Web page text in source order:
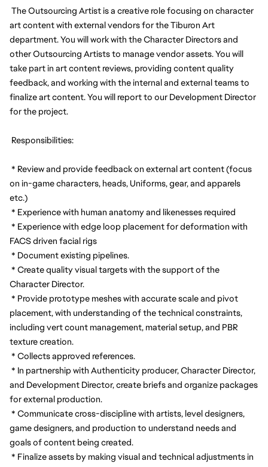
The Outsourcing Artist is a creative role focusing on character
art content with external vendors for the Tiburon Art
department. You will work with the Character Directors and
other Outsourcing Artists to manage vendor assets. You will
take part in art content reviews, providing content quality
feedback, and working with the internal and external teams to
finalize art content. You will report to our Development Director
for the project.
Responsibilities:
* Review and provide feedback on external art content (focus
on in-game characters, heads, Uniforms, gear, and apparels
etc.)
* Experience with human anatomy and likenesses required
* Experience with edge loop placement for deformation with
FACS driven facial rigs
* Document existing pipelines.
* Create quality visual targets with the support of the
Character Director.
* Provide prototype meshes with accurate scale and pivot
placement, with understanding of the technical constraints,
including vert count management, material setup, and PBR
texture creation.
* Collects approved references.
* In partnership with Authenticity producer, Character Director,
and Development Director, create briefs and organize packages
for external production.
* Communicate cross-discipline with artists, level designers,
game designers, and production to understand needs and
goals of content being created.
* Finalize assets by making visual and technical adjustments in